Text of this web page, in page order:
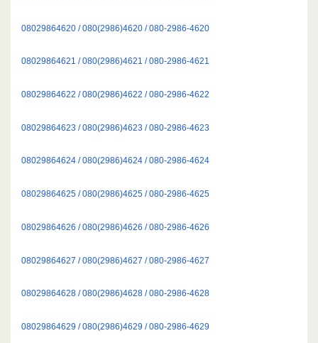
08029864620 / 080(2986)4620 / 080-2986-4620
08029864621 / 080(2986)4621 / 080-2986-4621
08029864622 / 080(2986)4622 / 080-2986-4622
08029864623 / 080(2986)4623 / 080-2986-4623
08029864624 / 080(2986)4624 / 080-2986-4624
08029864625 / 080(2986)4625 / 080-2986-4625
08029864626 / 080(2986)4626 / 080-2986-4626
08029864627 / 080(2986)4627 / 080-2986-4627
08029864628 / 080(2986)4628 / 080-2986-4628
08029864629 / 080(2986)4629 / 080-2986-4629